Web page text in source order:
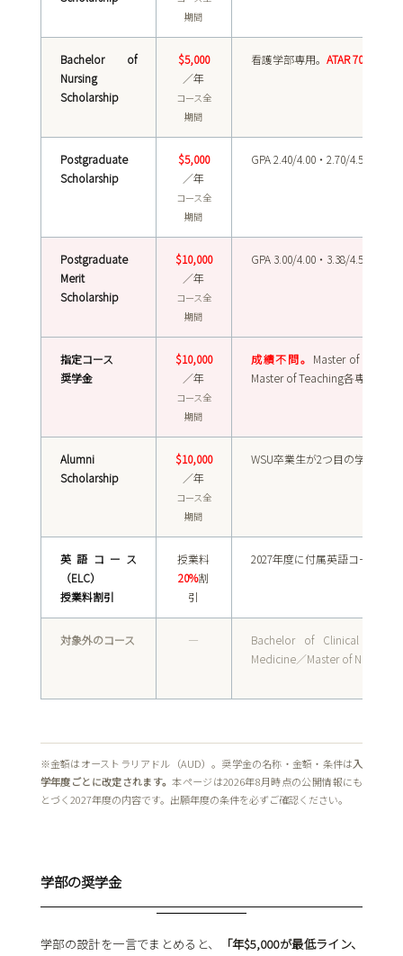
期間
Bachelor of
Nursing
Scholarship
$5,000
／年
コース全
期間
看護学部専用。 ATAR 70相当以
Postgraduate
Scholarship
$5,000
／年
コース全
期間
GPA 2.40/4.00・2.70/4.50・
Postgraduate
Merit
Scholarship
$10,000
／年
コース全
期間
GPA 3.00/4.00・3.38/4.50・
指定コース
奨学金
$10,000
／年
コース全
期間
成績不問。 Master of
Master of Teaching各専攻など
Alumni
Scholarship
$10,000
／年
コース全
期間
WSU卒業生が2つ目の学位を取
英語コース
（ELC）
授業料割引
授業料
20%割
引
2027年度に付属英語コースへ
対象外のコース ―
Bachelor of Clinical
Medicine／Master of Nursing
※金額はオーストラリアドル（AUD）。奨学金の名称・金額・条件は入
学年度ごとに改定されます。本ページは2026年8月時点の公開情報にも
とづく2027年度の内容です。出願年度の条件を必ずご確認ください。
学部の奨学金
学部の設計を一言でまとめると、
「年$5,000が最低ライン、